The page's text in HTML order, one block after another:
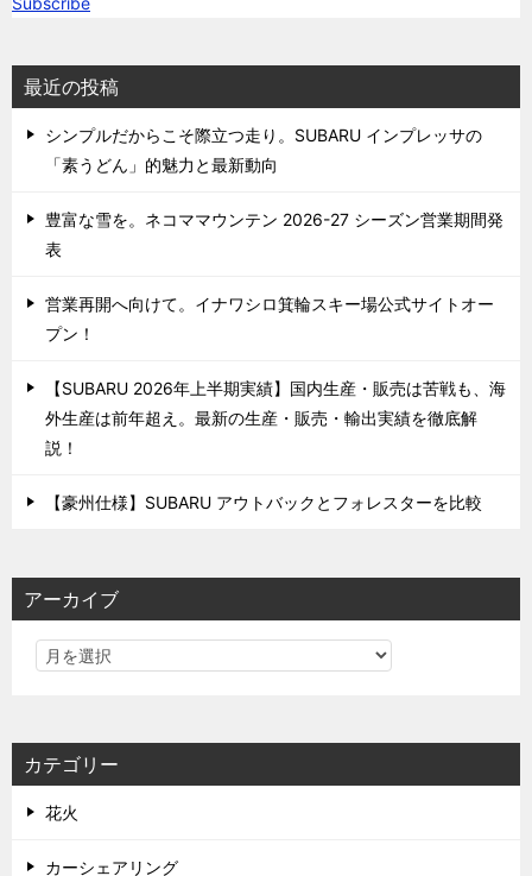
最近の投稿
シンプルだからこそ際立つ走り。SUBARU インプレッサの
「素うどん」的魅力と最新動向
豊富な雪を。ネコママウンテン 2026-27 シーズン営業期間発
表
営業再開へ向けて。イナワシロ箕輪スキー場公式サイトオー
プン！
【SUBARU 2026年上半期実績】国内生産・販売は苦戦も、海
外生産は前年超え。最新の生産・販売・輸出実績を徹底解
説！
【豪州仕様】SUBARU アウトバックとフォレスターを比較
アーカイブ
カテゴリー
花火
カーシェアリング